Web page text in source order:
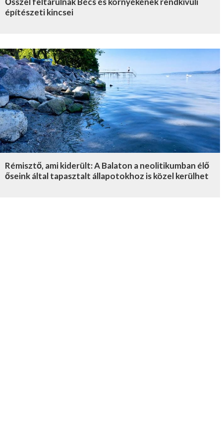
építészeti kincsei
Rémisztő, ami kiderült: A Balaton a neolitikumban élő
őseink által tapasztalt állapotokhoz is közel kerülhet